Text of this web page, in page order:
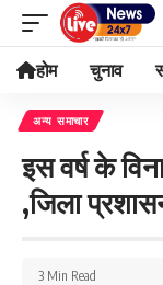
होम चुनाव
अन्य समाचार
इस वर्ष के
,जिला
3 Min Read